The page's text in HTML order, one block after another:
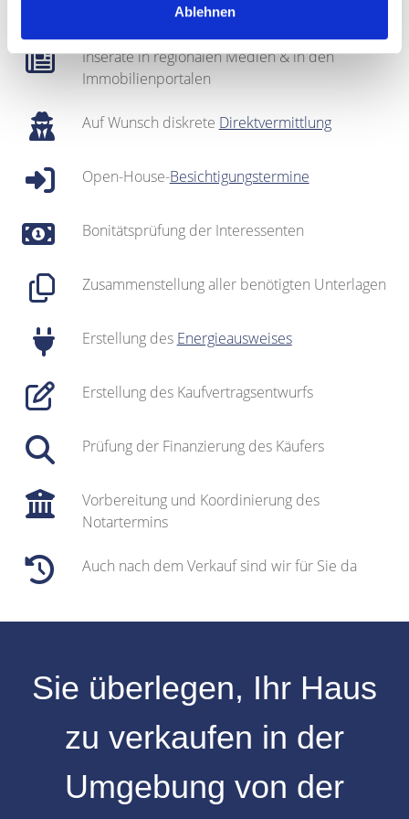
Ablehnen
Interessentenkartei
Inserate in regionalen Medien & in den
Immobilienportalen
Auf Wunsch diskrete Direktvermittlung
Open-House-Besichtigungstermine
Bonitätsprüfung der Interessenten
Zusammenstellung aller benötigten Unterlagen
Erstellung des Energieausweises
Erstellung des Kaufvertragsentwurfs
Prüfung der Finanzierung des Käufers
Vorbereitung und Koordinierung des
Notartermins
Auch nach dem Verkauf sind wir für Sie da
Sie überlegen, Ihr Haus
zu verkaufen in der
Umgebung von der